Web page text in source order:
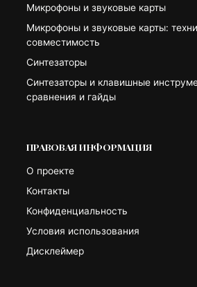
Микрофоны и звуковые карты
Микрофоны и звуковые карты:
совместимость
Синтезаторы
Синтезаторы и клавишные
сравнения и гайды
ПРАВОВАЯ ИНФОРМАЦИЯ
О проекте
Контакты
Конфиденциальность
Условия использования
Дисклеймер